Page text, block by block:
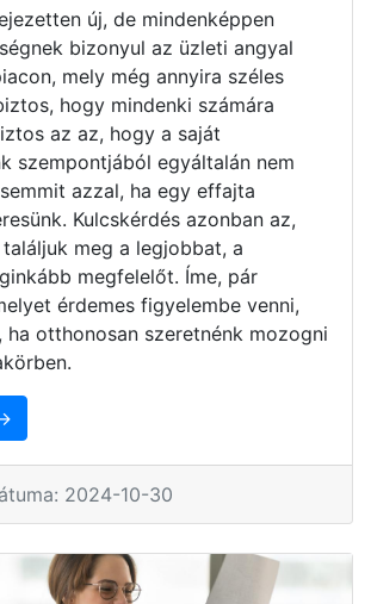
új, de mindenképpen
bizonyul az üzleti angyal
mely még annyira széles
hogy mindenki számára
az az, hogy a saját
szempontjából egyáltalán nem
azzal, ha egy effajta
Kulcskérdés azonban az,
meg a legjobbat, a
megfelelőt. Íme, pár
érdemes figyelembe venni,
ha otthonosan szeretnénk mozogni
2024-10-30